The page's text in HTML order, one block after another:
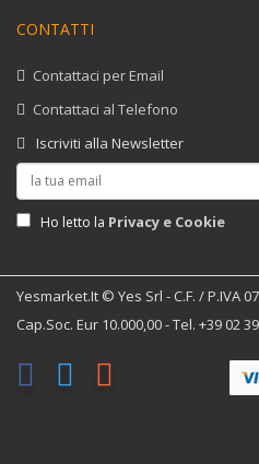
CONTATTI
Contattaci per Email
Contattaci al Telefono
Iscriviti alla Newsletter
Ho letto la Privacy e Cookie
Yesmarket.it © Yes Srl - C.F. / P.IVA
Cap.Soc. Eur 10.000,00 - Tel. +39 02